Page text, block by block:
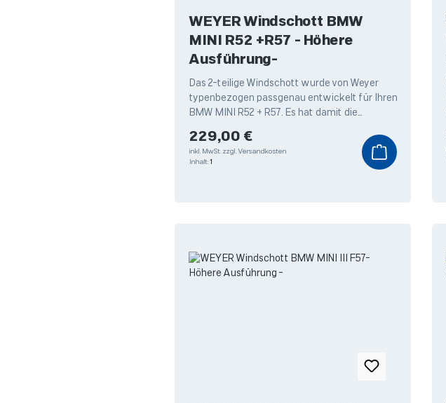
WEYER Windschott BMW
MINI R52 +R57 - Höhere
Ausführung-
Das 2-teilige Windschott wurde von Weyer
typenbezogen passgenau entwickelt für Ihren
BMW MINI R52 + R57. Es hat damit die
Regulärer Preis:
229,00 €
inkl. MwSt. zzgl. Versandkosten
Inhalt: 1